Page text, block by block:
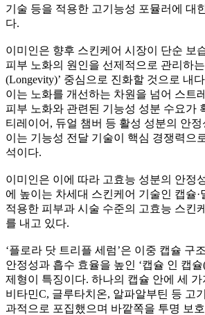
기술 등을 적용한 고기능성 포뮬러에 대
다.
이미인은 향후 스킨케어 시장이 단순 보
피부 노화의 원인을 선제적으로 관리하는
(Longevity)’ 중심으로 진화할 것으로 내
이는 노화를 개선하는 차원을 넘어 스트
피부 노화와 관련된 기능성 성분 수요가
티레이어, 듀얼 챔버 등 활성 성분의 안
이는 기능성 전달 기술이 핵심 경쟁력으
석이다.
이미인은 이에 따라 고효능 성분의 안정
에 높이는 차세대 스킨케어 기술인 캡슐·
적용한 피부과 시술 수준의 고효능 스킨
를 내고 있다.
‘플로라 닷 트리플 세럼’은 이중 캡슐 구
안정성과 흡수 효율을 높인 ‘캡슐 인 캡슐
제형이 특징이다. 하나의 캡슐 안에 세
비타민C, 글루타치온, 알파알부틴 등 고
과적으로 포집했으며 바깥쪽을 투명 보